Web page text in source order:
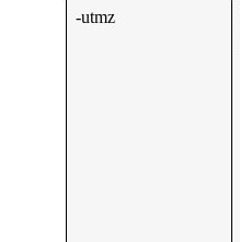
-utmz